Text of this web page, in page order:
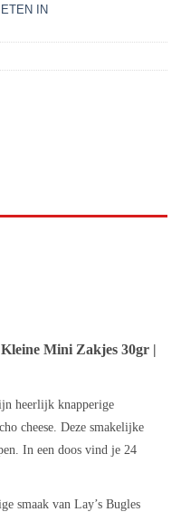
ETEN IN
Kleine Mini Zakjes 30gr |
heerlijk knapperige
cheese. Deze smakelijke
In een doos vind je 24
smaak van Lay’s Bugles